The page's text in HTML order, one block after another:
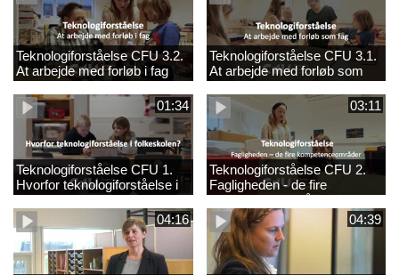
Teknologiforståelse CFU 3.2.
At arbejde med forløb i fag
Teknologiforståelse CFU 3.1.
At arbejde med forløb som
fag
01:34
Teknologiforståelse CFU 1.
Hvorfor teknologiforståelse i
folkeskolen?
03:11
Teknologiforståelse CFU 2.
Fagligheden - de fire
kompetenceområder
04:16
04:39